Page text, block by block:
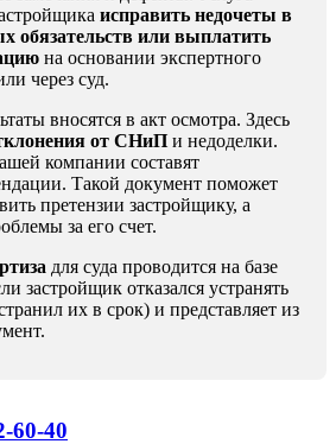
исправить недочеты в
обязательств или выплатить
на основании экспертного
через суд.
вносятся в акт осмотра. Здесь
от СНиП и недоделки.
компании составят
Такой документ поможет
претензии застройщику, а
за его счет.
для суда проводится на базе
застройщик отказался устранять
их в срок) и представляет из
60-40